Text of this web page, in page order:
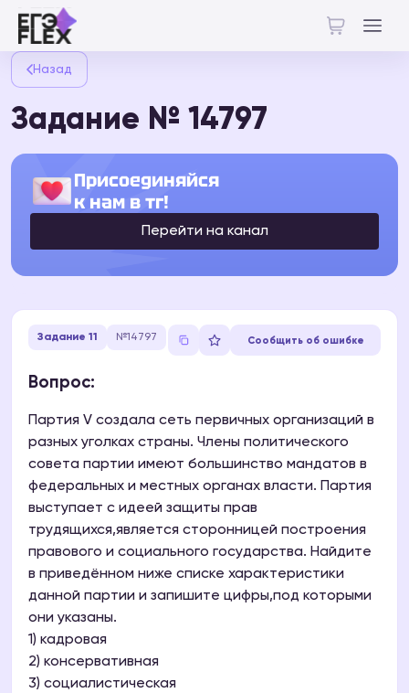
Назад
Задание № 14797
Присоединяйся
к нам в тг!
Перейти на канал
Задание 11 №14797 Сообщить об ошибке
Вопрос:
Партия V создала сеть первичных организаций в
разных уголках страны. Члены политического
совета партии имеют большинство мандатов в
федеральных и местных органах власти. Партия
выступает с идеей защиты прав
трудящихся,является сторонницей построения
правового и социального государства. Найдите
в приведённом ниже списке характеристики
данной партии и запишите цифры,под которыми
они указаны.
1) кадровая
2) консервативная
3) социалистическая